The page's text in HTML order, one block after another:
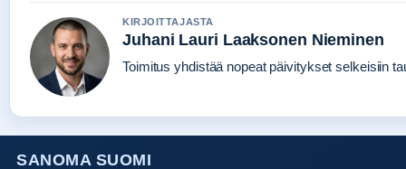
KIRJOITTAJASTA
Juhani Lauri Laaksonen Nieminen
Toimitus yhdistää nopeat päivitykset selkeisiin
SANOMA SUOMI